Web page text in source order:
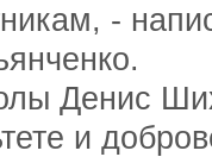
-
Денис
и